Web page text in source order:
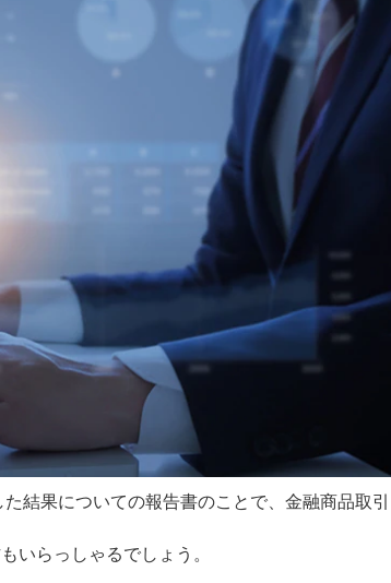
結果についての報告書のことで、金融商品取引
いらっしゃるでしょう。